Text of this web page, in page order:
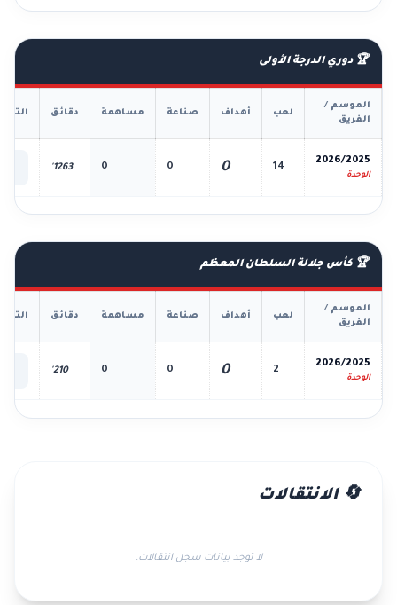
🏆 دوري الدرجة الأولى
الموسم /
الفريق
لعب أهداف صناعة مساهمة دقائق
2026/2025
الوحدة
14
0
0
0
1263'
🏆 كأس جلالة السلطان المعظم
الموسم /
الفريق
لعب أهداف صناعة مساهمة دقائق
2026/2025
الوحدة
2
0
0
0
210'
🔄 الانتقالات
لا توجد بيانات سجل انتقالات.